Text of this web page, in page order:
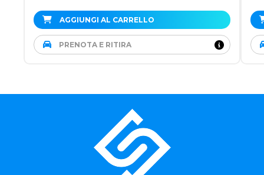
AGGIUNGI AL CARRELLO
PRENOTA E RITIRA